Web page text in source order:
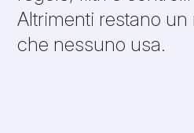
Altrimenti restano
che nessuno usa.